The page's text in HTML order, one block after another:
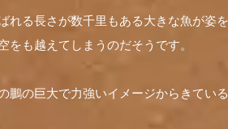
る長さが数千里もある大きな魚が姿
も越えてしまうのだそうです。
の巨大で力強いイメージからきている